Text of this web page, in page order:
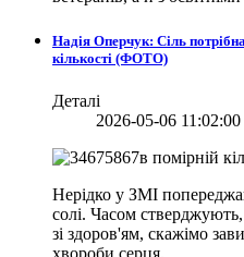
Надія Оперчук: Сіль
кількості (ФОТО)
Деталі
2026-05-06 11:02:00
Нерідко у ЗМІ
солі. Часом
зі здоров'ям, скажімо